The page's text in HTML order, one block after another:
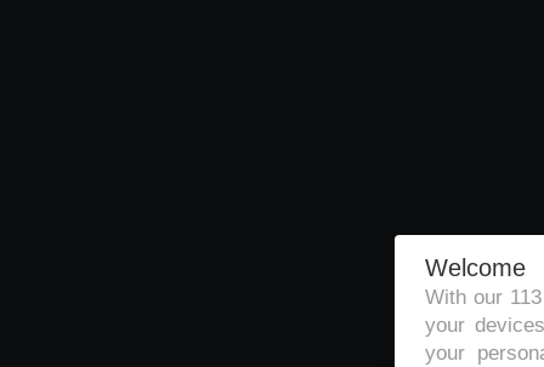
Welcome
With our
your
your